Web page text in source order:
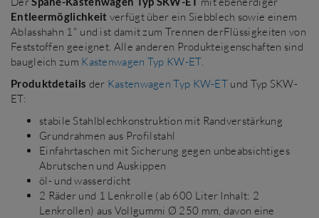
Entleermöglichkeit verfügt über ein Siebblech sowie einem
Ablasshahn 1" und ist damit zum Trennen derFlüssigkeiten von
Feststoffen geeignet. Alle anderen Produkteigenschaften sind
baugleich zum Kastenwagen Typ KW-ET.
Produktdetails der Kastenwagen Typ KW-ET und Typ SKW-
ET:
stabile Stahlblechkonstruktion mit Randverstärkung
Grundrahmen aus Profilstahl
Einfahrtaschen mit Sicherung gegen unbeabsichtiges
Abrutschen und Auskippen
öl- und wasserdicht
2 Räder und 1 Lenkrolle (ab 600 Liter Inhalt: 2
Lenkrollen) aus Vollgummi Ø 250 mm, davon eine